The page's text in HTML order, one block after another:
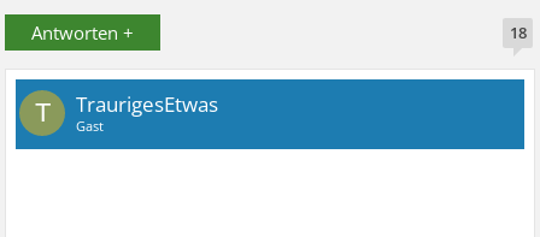
Antworten + 18
T TraurigesEtwas
Gast